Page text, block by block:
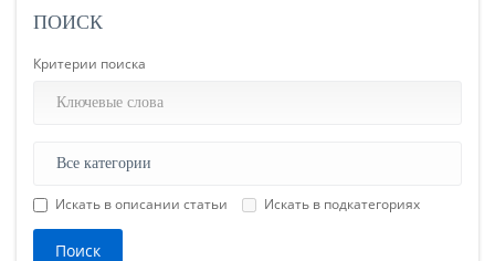
ПОИСК
Критерии поиска
Искать в описании статьи Искать в подкатегориях